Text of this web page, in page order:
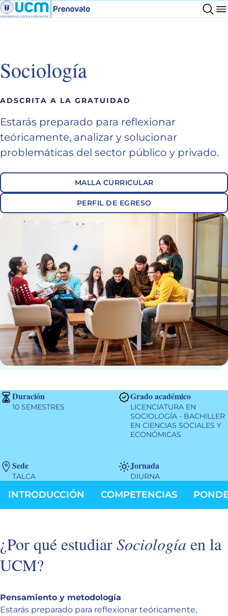
Sociología
ADSCRITA A LA GRATUIDAD
Estarás preparado para reflexionar
teóricamente, analizar y solucionar
problemáticas del sector público y privado.
MALLA CURRICULAR
PERFIL DE EGRESO
Duración
10 SEMESTRES
Grado académico
LICENCIATURA EN
SOCIOLOGÍA - BACHILLER
EN CIENCIAS SOCIALES Y
ECONÓMICAS
Sede
TALCA
Jornada
DIURNA
INTRODUCCIÓN COMPETENCIAS
¿Por qué estudiarSociología en la
UCM?
Pensamiento y metodología
Estarás preparado para reflexionar teóricamente,